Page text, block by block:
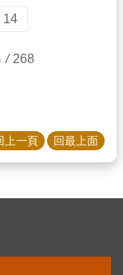
14
/ 268
上一頁 回最上面